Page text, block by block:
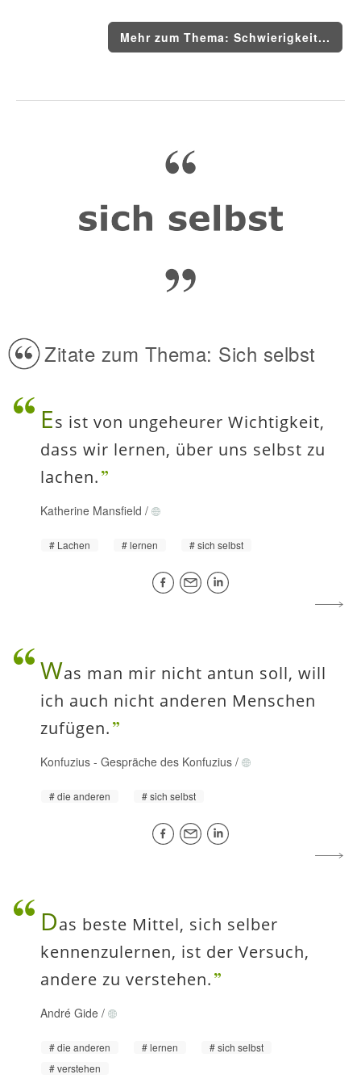
Mehr zum Thema: Schwierigkeit...
Zitate zum Thema: Sich selbst
Es ist von ungeheurer Wichtigkeit,
dass wir lernen, über uns selbst zu
lachen.
Katherine Mansfield /
Lachen lernen sich selbst
Was man mir nicht antun soll, will
ich auch nicht anderen Menschen
zufügen.
Konfuzius - Gespräche des Konfuzius /
die anderen sich selbst
Das beste Mittel, sich selber
kennenzulernen, ist der Versuch,
andere zu verstehen.
André Gide /
die anderen lernen
sich selbst
verstehen